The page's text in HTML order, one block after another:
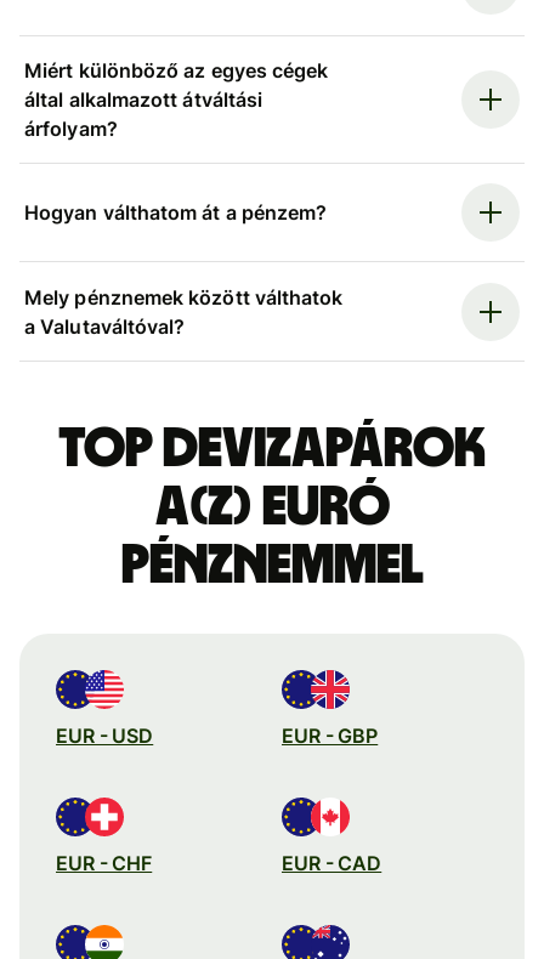
Miért különböző az egyes cégek
által alkalmazott átváltási
árfolyam?
Hogyan válthatom át a pénzem?
Mely pénznemek között válthatok
a Valutaváltóval?
Top devizapárok
a(z) euró
pénznemmel
EUR - USD EUR - GBP
EUR - CHF EUR - CAD